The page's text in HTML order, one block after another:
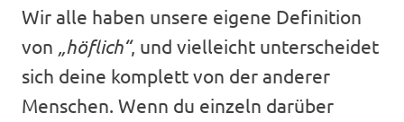
Wir alle haben unsere eigene Definition
von „höflich“, und vielleicht unterscheidet
sich deine komplett von der anderer
Menschen. Wenn du einzeln darüber